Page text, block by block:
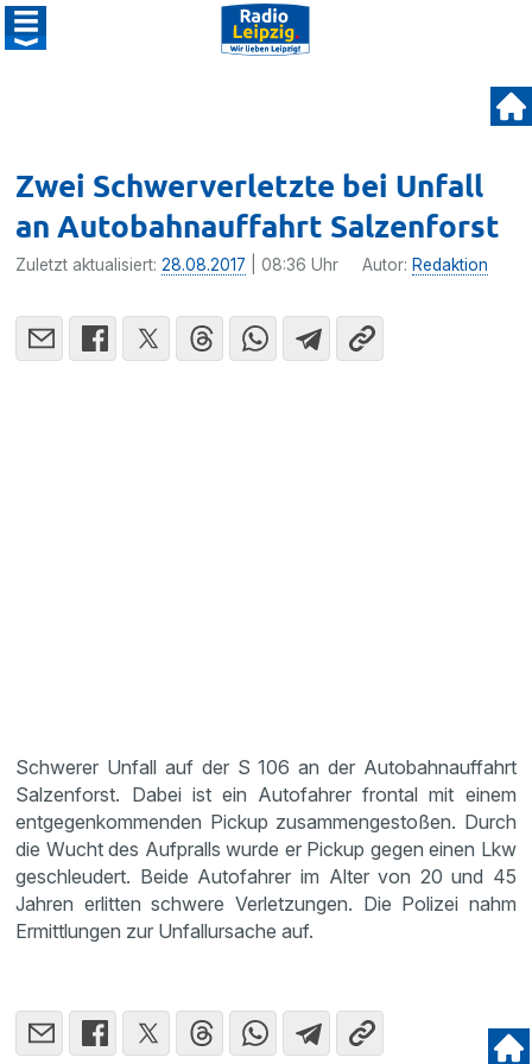
Zwei Schwerverletzte bei Unfall
an Autobahn­auffahrt Salzenforst
Zuletzt aktualisiert:28.08.2017 | 08:36 Uhr Autor: Redaktion
Schwerer Unfall auf der S 106 an der Autobahn­auf­fahrt
Salzen­forst. Dabei ist ein Autofahrer frontal mit einem
entge­gen­kom­menden Pickup zusam­men­ge­stoßen. Durch
die Wucht des Aufpralls wurde er Pickup gegen einen Lkw
geschleu­dert. Beide Autofahrer im Alter von 20 und 45
Jahren erlitten schwere Verlet­zungen. Die Polizei nahm
Ermitt­lungen zur Unfall­ur­sache auf.